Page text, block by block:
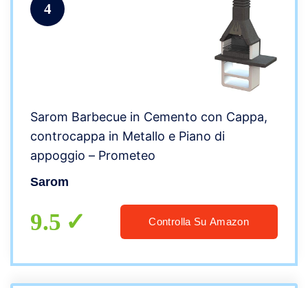
4
Sarom Barbecue in Cemento con Cappa,
controcappa in Metallo e Piano di
appoggio – Prometeo
Sarom
9.5 Controlla Su Amazon